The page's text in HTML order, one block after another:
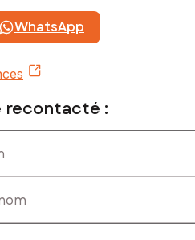
WhatsApp
recontacté :